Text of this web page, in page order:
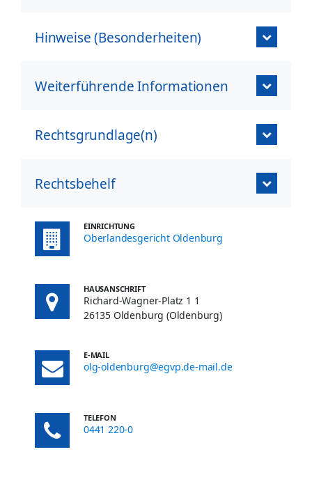
Hinweise (Besonderheiten)
Weiterführende Informationen
Rechtsgrundlage(n)
Rechtsbehelf
EINRICHTUNG
Oberlandesgericht Oldenburg
HAUSANSCHRIFT
Richard-Wagner-Platz 1 1
26135 Oldenburg (Oldenburg)
E-MAIL
olg-oldenburg@egvp.de-mail.de
TELEFON
0441 220-0